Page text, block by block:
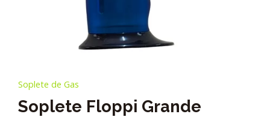
Soplete de Gas
Soplete Floppi Grande